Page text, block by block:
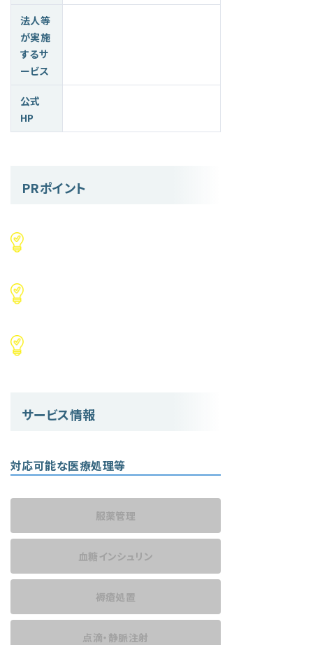
法人等
が実施
するサ
ービス
公式
HP
PRポイント
サービス情報
対応可能な医療処理等
服薬管理
血糖インシュリン
褥瘡処置
点滴・静脈注射